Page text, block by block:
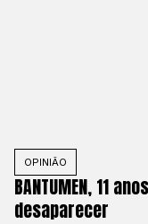
OPINIÃO
BANTUMEN, 11
desaparecer